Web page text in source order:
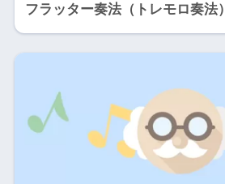
フラッター奏法（トレモロ奏法）